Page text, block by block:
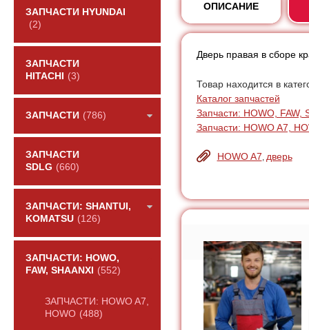
ЗАПЧАСТИ HYUNDAI
(2)
ЗАПЧАСТИ
HITACHI
(3)
ЗАПЧАСТИ (786)
ЗАПЧАСТИ
SDLG (660)
ЗАПЧАСТИ: SHANTUI,
KOMATSU (126)
ЗАПЧАСТИ: HOWO,
FAW, SHAANXI
(552)
ЗАПЧАСТИ: HOWO A7,
HOWO (488)
ОПИСАНИЕ
Дверь правая в сборе
Товар находится в
Каталог запчастей
Запчасти: HOWO, FAW,
Запчасти: HOWO A7,
HOWO A7, дверь